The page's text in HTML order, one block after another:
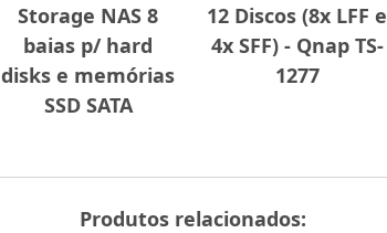
Storage NAS 8
baias p/ hard
disks e memórias
SSD SATA
12 Discos (8x LFF e
4x SFF) - Qnap TS-
1277
Produtos relacionados: